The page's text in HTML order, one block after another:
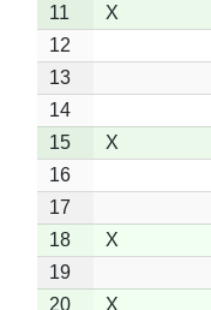
11
X
12
13
14
15
X
16
17
18
X
19
20
X